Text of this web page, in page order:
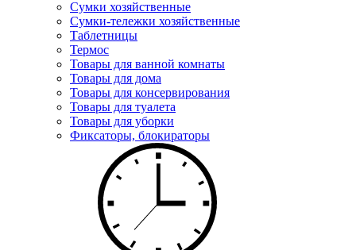
Сумки хозяйственные
Сумки-тележки хозяйственные
Таблетницы
Термос
Товары для ванной комнаты
Товары для дома
Товары для консервирования
Товары для туалета
Товары для уборки
Фиксаторы, блокираторы